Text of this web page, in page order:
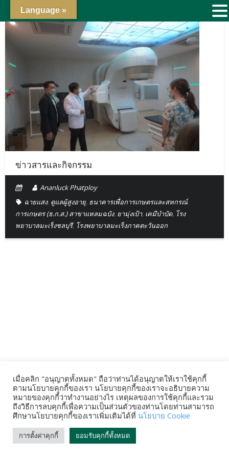
ข่าวสารและกิจกรรม
Ananluck Phatploy
ฉายแสง, ดูแลผู้สูงอายุ, ธนาคารเพื่อการเกษตรและสหกรณ์
การเกษตร (ธ.ก.ส.) สาขาแหลมฉบัง, ยามุ่งเป้า, เคมีบำบัด, โรง
พยาบาลมะเร็งชลบุรี, โรงพยาบาลมะเร็งภาคตะวันออก
เมื่อคลิก "อนุญาตทั้งหมด" ถือว่าท่านได้อนุญาตให้เราใช้คุกกี้
ตามนโยบายคุกกี้ของเรา นโยบายคุกกี้ของเราจะอธิบายความ
หมายของคุกกี้ว่าทำงานอย่างไร เหตุผลของการใช้คุกกี้และรวม
ถึงวิธีการลบคุกกี้เพื่อความเป็นส่วนตัวของท่านโดยท่านสามารถ
ศึกษานโยบายคุกกี้ของเราเพิ่มเติมได้ที่ นโยบาย Cookie
การตั้งค่าคุกกี้ ยอมรับคุกกี้ทั้งหมด
Language »